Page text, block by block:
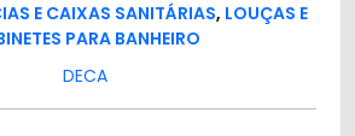
E CAIXAS SANITÁRIAS, LOUÇAS E
PARA BANHEIRO
DECA